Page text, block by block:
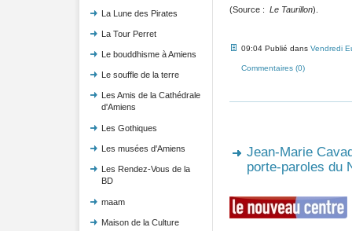
La Lune des Pirates
La Tour Perret
Le bouddhisme à Amiens
Le souffle de la terre
Les Amis de la Cathédrale
d'Amiens
Les Gothiques
Les musées d'Amiens
Les Rendez-Vous de la
BD
maam
Maison de la Culture
(Source : Le Taurillon).
09:04 Publié dans Vendredi
Commentaires (0)
Jean-Marie
porte-paroles du